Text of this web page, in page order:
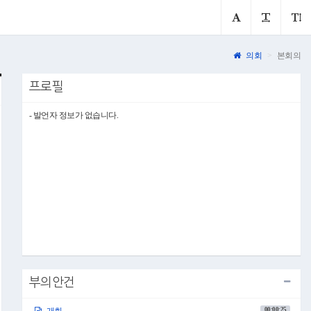
의회 본회의
프로필
- 발언자 정보가 없습니다.
부의안건
00:00:25